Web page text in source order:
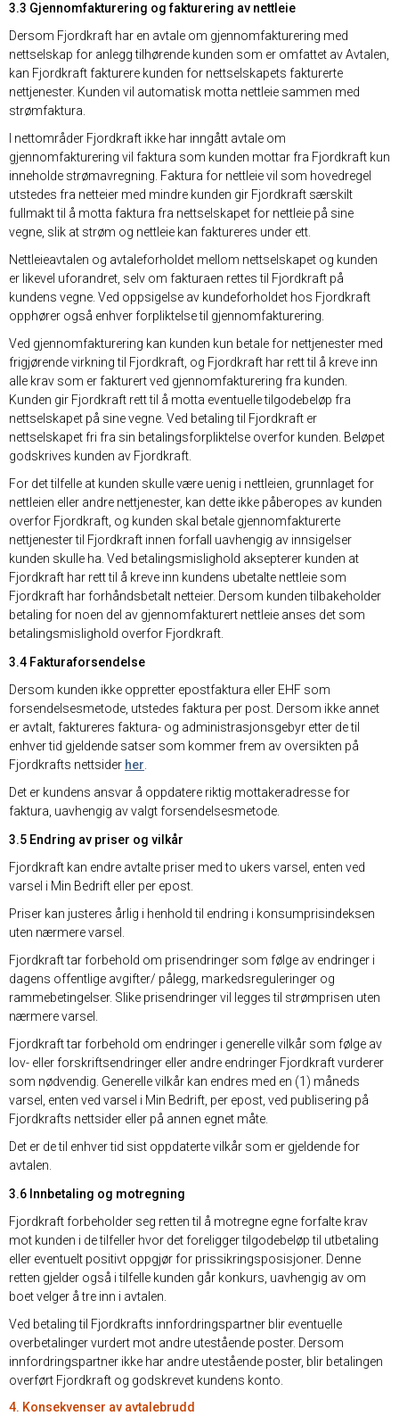
3.3 Gjennomfakturering og fakturering av nettleie
Dersom Fjordkraft har en avtale om gjennomfakturering med
nettselskap for anlegg tilhørende kunden som er omfattet av Avtalen,
kan Fjordkraft fakturere kunden for nettselskapets fakturerte
nettjenester. Kunden vil automatisk motta nettleie sammen med
strømfaktura.
I nettområder Fjordkraft ikke har inngått avtale om
gjennomfakturering vil faktura som kunden mottar fra Fjordkraft kun
inneholde strømavregning. Faktura for nettleie vil som hovedregel
utstedes fra netteier med mindre kunden gir Fjordkraft særskilt
fullmakt til å motta faktura fra nettselskapet for nettleie på sine
vegne, slik at strøm og nettleie kan faktureres under ett.
Nettleieavtalen og avtaleforholdet mellom nettselskapet og kunden
er likevel uforandret, selv om fakturaen rettes til Fjordkraft på
kundens vegne. Ved oppsigelse av kundeforholdet hos Fjordkraft
opphører også enhver forpliktelse til gjennomfakturering.
Ved gjennomfakturering kan kunden kun betale for nettjenester med
frigjørende virkning til Fjordkraft, og Fjordkraft har rett til å kreve inn
alle krav som er fakturert ved gjennomfakturering fra kunden.
Kunden gir Fjordkraft rett til å motta eventuelle tilgodebeløp fra
nettselskapet på sine vegne. Ved betaling til Fjordkraft er
nettselskapet fri fra sin betalingsforpliktelse overfor kunden. Beløpet
godskrives kunden av Fjordkraft.
For det tilfelle at kunden skulle være uenig i nettleien, grunnlaget for
nettleien eller andre nettjenester, kan dette ikke påberopes av kunden
overfor Fjordkraft, og kunden skal betale gjennomfakturerte
nettjenester til Fjordkraft innen forfall uavhengig av innsigelser
kunden skulle ha. Ved betalingsmislighold aksepterer kunden at
Fjordkraft har rett til å kreve inn kundens ubetalte nettleie som
Fjordkraft har forhåndsbetalt netteier. Dersom kunden tilbakeholder
betaling for noen del av gjennomfakturert nettleie anses det som
betalingsmislighold overfor Fjordkraft.
3.4 Fakturaforsendelse
Dersom kunden ikke oppretter epostfaktura eller EHF som
forsendelsesmetode, utstedes faktura per post. Dersom ikke annet
er avtalt, faktureres faktura- og administrasjonsgebyr etter de til
enhver tid gjeldende satser som kommer frem av oversikten på
Fjordkrafts nettsider her.
Det er kundens ansvar å oppdatere riktig mottakeradresse for
faktura, uavhengig av valgt forsendelsesmetode.
3.5 Endring av priser og vilkår
Fjordkraft kan endre avtalte priser med to ukers varsel, enten ved
varsel i Min Bedrift eller per epost.
Priser kan justeres årlig i henhold til endring i konsumprisindeksen
uten nærmere varsel.
Fjordkraft tar forbehold om prisendringer som følge av endringer i
dagens offentlige avgifter/ pålegg, markedsreguleringer og
rammebetingelser. Slike prisendringer vil legges til strømprisen uten
nærmere varsel.
Fjordkraft tar forbehold om endringer i generelle vilkår som følge av
lov- eller forskriftsendringer eller andre endringer Fjordkraft vurderer
som nødvendig. Generelle vilkår kan endres med en (1) måneds
varsel, enten ved varsel i Min Bedrift, per epost, ved publisering på
Fjordkrafts nettsider eller på annen egnet måte.
Det er de til enhver tid sist oppdaterte vilkår som er gjeldende for
avtalen.
3.6 Innbetaling og motregning
Fjordkraft forbeholder seg retten til å motregne egne forfalte krav
mot kunden i de tilfeller hvor det foreligger tilgodebeløp til utbetaling
eller eventuelt positivt oppgjør for prissikringsposisjoner. Denne
retten gjelder også i tilfelle kunden går konkurs, uavhengig av om
boet velger å tre inn i avtalen.
Ved betaling til Fjordkrafts innfordringspartner blir eventuelle
overbetalinger vurdert mot andre utestående poster. Dersom
innfordringspartner ikke har andre utestående poster, blir betalingen
overført Fjordkraft og godskrevet kundens konto.
4. Konsekvenser av avtalebrudd